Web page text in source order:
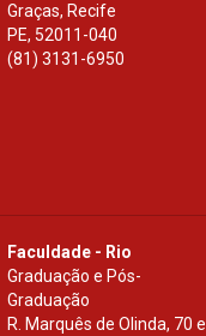
Graças, Recife
PE, 52011-040
(81) 3131-6950
Faculdade - Rio
Graduação e Pós-
Graduação
R. Marquês de Olinda, 70 e